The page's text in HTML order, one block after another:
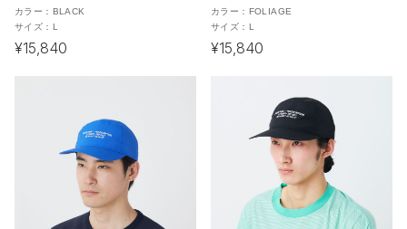
カラー： BLACK
サイズ： L
¥15,840
カラー： FOLIAGE
サイズ： L
¥15,840